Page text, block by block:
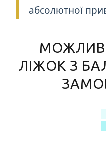
абсолютної
ЛІЖОК З